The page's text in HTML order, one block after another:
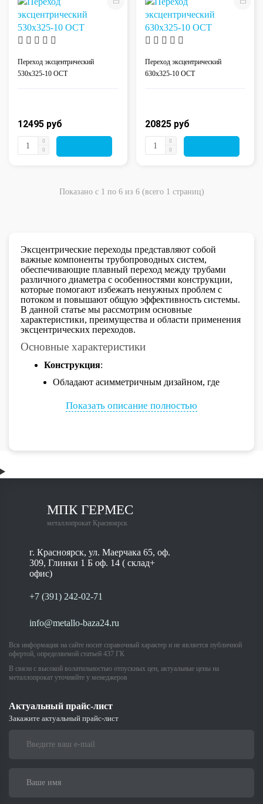
Переход эксцентрический
530x325-10 ОСТ
12495 руб
Переход эксцентрический
630x325-10 ОСТ
20825 руб
Показано с 1 по 6 из 6 (всего 1 страниц)
Эксцентрические переходы представляют собой
важные компоненты трубопроводных систем,
обеспечивающие плавный переход между трубами
различного диаметра с особенностями конструкции,
которые помогают избежать ненужных проблем с
потоком и повышают общую эффективность системы.
В данной статье мы рассмотрим основные
характеристики, преимущества и области применения
эксцентрических переходов.
Основные характеристики
Конструкция:
Обладают асимметричным дизайном, где
относительно центра большего. Это
Изготавливаются из различных материалов,
выбирать наиболее подходящие решения для
различных условий эксплуатации.
Доступны в широком диапазоне диаметров,
размеры варьируются от 15 мм до 1200 мм.
Производятся согласно международным
стандартам, что гарантирует высокое качество
и прочность, а также надежность в
эксплуатации.
Преимущества
Улучшенный поток
позволяет избежать создания турбулентных потоков,
эффективность системы.
газов и воздушных карманов в трубопроводе.
Показать описание полностью
МПК ГЕРМЕС
металлопрокат Красноярск
г. Красноярск, ул. Маерчака 65, оф.
309, Глинки 1 Б оф. 14 ( склад+
офис)
+7 (391) 242-02-71
info@metallo-baza24.ru
Вся информация на сайте носит справочный характер и не является публичной
офертой, определяемой статьей 437 ГК
В связи с высокой волатильностью отпускных цен, актуальные цены на
металлопрокат уточняйте у менеджеров
Актуальный прайс-лист
Закажите актуальный прайс-лист